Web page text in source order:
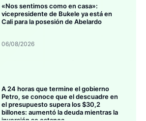
«Nos sentimos como en casa»:
vicepresidente de Bukele ya está en
Cali para la posesión de Abelardo
06/08/2026
A 24 horas que termine el gobierno
Petro, se conoce que el descuadre en
el presupuesto supera los $30,2
billones: aumentó la deuda mientras la